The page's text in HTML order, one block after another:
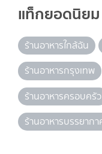
แท็กยอดนิยม
ร้านอาหารใกล้ฉัน
ร้านอาหารกรุงเทพ
ร้านอาหารครอบครัว
ร้านอาหารบรรยาก